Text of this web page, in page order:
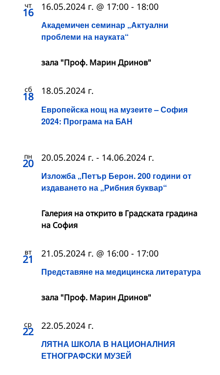
чт
16
Академичен семинар „Актуални
проблеми на науката“
16.05.2024 г. @ 17:00 - 18:00
зала "Проф. Марин Дринов"
сб
18
Европейска нощ на музеите – София
2024: Програма на БАН
18.05.2024 г.
пн
20
Изложба „Петър Берон. 200 години от
издаването на „Рибния буквар“
20.05.2024 г. - 14.06.2024 г.
Галерия на открито в Градската градина
на София
вт
21
Представяне на медицинска литература
21.05.2024 г. @ 16:00 - 17:00
зала "Проф. Марин Дринов"
ср
22
ЛЯТНА ШКОЛА В НАЦИОНАЛНИЯ
ЕТНОГРАФСКИ МУЗЕЙ
22.05.2024 г.